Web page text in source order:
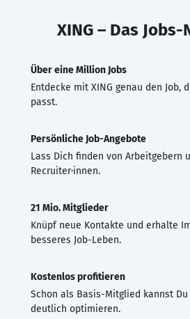
XING – Das
Über eine Million Jobs
Entdecke mit XING genau den Job,
passt.
Persönliche Job-Angebote
Lass Dich finden von Arbeitgebern
Recruiter·innen.
21 Mio. Mitglieder
Knüpf neue Kontakte und erhalte
besseres Job-Leben.
Kostenlos profitieren
Schon als Basis-Mitglied kannst Du
deutlich optimieren.